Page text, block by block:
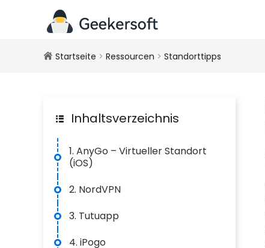
Startseite > Ressourcen > Standorttipps
Inhaltsverzeichnis
1. AnyGo – Virtueller Standort
(iOS)
2. NordVPN
3. Tutuapp
4. iPogo